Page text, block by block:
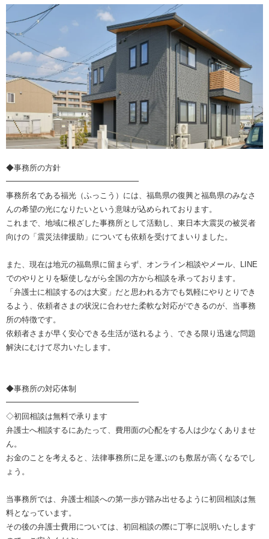
◆事務所の方針
━━━━━━━━━━━━━━━━━
事務所名である福光（ふっこう）には、福島県の復興と福島県のみなさ
んの希望の光になりたいという意味が込められております。
これまで、地域に根ざした事務所として活動し、東日本大震災の被災者
向けの「震災法律援助」についても依頼を受けてまいりました。
また、現在は地元の福島県に留まらず、オンライン相談やメール、LINE
でのやりとりを駆使しながら全国の方から相談を承っております。
「弁護士に相談するのは大変」だと思われる方でも気軽にやりとりでき
るよう、依頼者さまの状況に合わせた柔軟な対応ができるのが、当事務
所の特徴です。
依頼者さまが早く安心できる生活が送れるよう、できる限り迅速な問題
解決にむけて尽力いたします。
◆事務所の対応体制
━━━━━━━━━━━━━━━━━
◇初回相談は無料で承ります
弁護士へ相談するにあたって、費用面の心配をする人は少なくありませ
ん。
お金のことを考えると、法律事務所に足を運ぶのも敷居が高くなるでし
ょう。
当事務所では、弁護士相談への第一歩が踏み出せるように初回相談は無
料となっています。
その後の弁護士費用については、初回相談の際に丁寧に説明いたします